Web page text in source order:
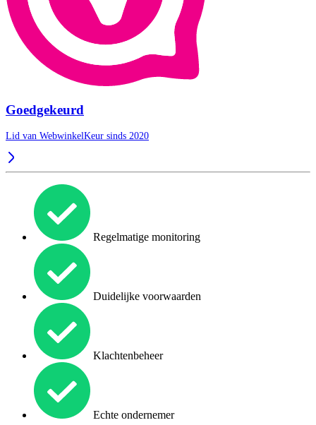
Goedgekeurd
Lid van WebwinkelKeur sinds 2020
Regelmatige monitoring
Duidelijke voorwaarden
Klachtenbeheer
Echte ondernemer